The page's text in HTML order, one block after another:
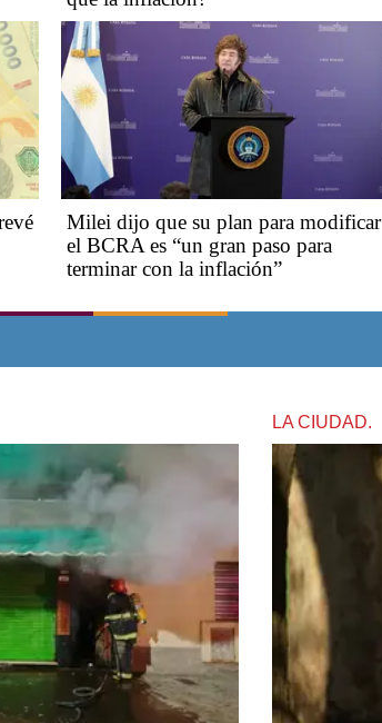
Milei dijo que su plan para modificar
el BCRA es “un gran paso para
terminar con la inflación”
LA CIUDAD.